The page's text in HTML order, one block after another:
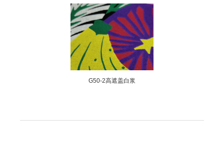
G50-2高遮盖白浆